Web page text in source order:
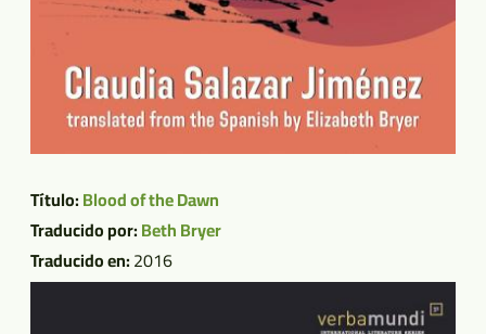
Título:Blood of the Dawn
Traducido por:Beth Bryer
Traducido en:2016